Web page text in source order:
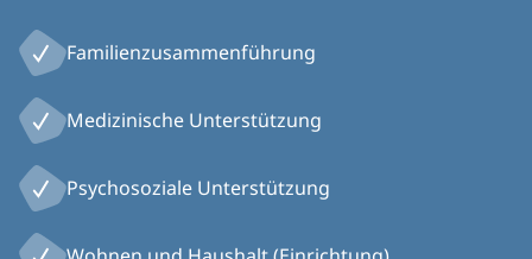
Familienzusammenführung
Medizinische Unterstützung
Psychosoziale Unterstützung